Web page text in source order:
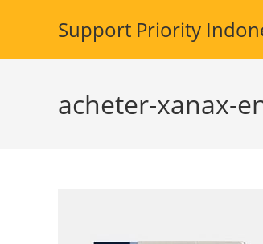
Support Priority
acheter-xanax-